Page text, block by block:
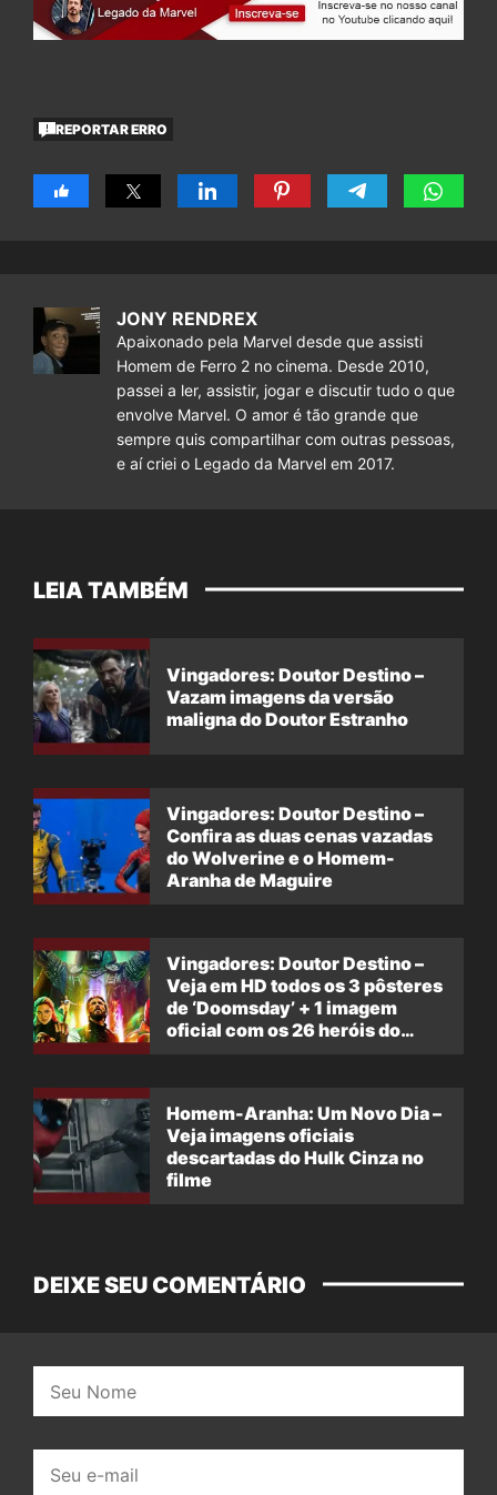
REPORTAR ERRO
JONY RENDREX
Apaixonado pela Marvel desde que assisti
Homem de Ferro 2 no cinema. Desde 2010,
passei a ler, assistir, jogar e discutir tudo o que
envolve Marvel. O amor é tão grande que
sempre quis compartilhar com outras pessoas,
e aí criei o Legado da Marvel em 2017.
LEIA TAMBÉM
Vingadores: Doutor Destino –
Vazam imagens da versão
maligna do Doutor Estranho
Vingadores: Doutor Destino –
Confira as duas cenas vazadas
do Wolverine e o Homem-
Aranha de Maguire
Vingadores: Doutor Destino –
Veja em HD todos os 3 pôsteres
de ‘Doomsday’ + 1 imagem
oficial com os 26 heróis do
Homem-Aranha: Um Novo Dia –
Veja imagens oficiais
descartadas do Hulk Cinza no
filme
DEIXE SEU COMENTÁRIO
mail: